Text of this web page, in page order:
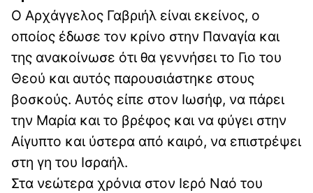
Ο Αρχάγγελος Γαβριήλ είναι εκείνος, ο
οποίος έδωσε τον κρίνο στην Παναγία και
της ανακοίνωσε ότι θα γεννήσει το Γιο του
Θεού και αυτός παρουσιάστηκε στους
βοσκούς. Αυτός είπε στον Ιωσήφ, να πάρει
την Μαρία και το βρέφος και να φύγει στην
Αίγυπτο και ύστερα από καιρό, να επιστρέψει
στη γη του Ισραήλ.
Στα νεώτερα χρόνια στον Ιερό Ναό του